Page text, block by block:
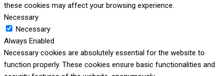
these cookies may affect your browsing experience.
Necessary
Necessary
Always Enabled
Necessary cookies are absolutely essential for the website to
function properly. These cookies ensure basic functionalities and